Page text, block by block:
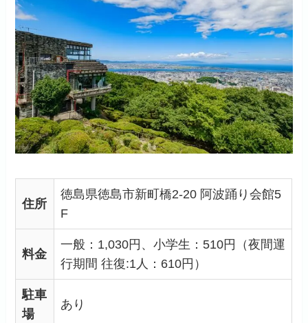
住所
徳島県徳島市新町橋2-20 阿波踊り会館5
F
料金
一般：1,030円、小学生：510円（夜間運
行期間 往復:1人：610円）
駐車
場
あり